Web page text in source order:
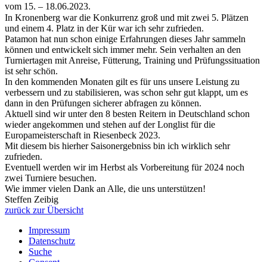
vom 15. – 18.06.2023.
In Kronenberg war die Konkurrenz groß und mit zwei 5. Plätzen
und einem 4. Platz in der Kür war ich sehr zufrieden.
Patamon hat nun schon einige Erfahrungen dieses Jahr sammeln
können und entwickelt sich immer mehr. Sein verhalten an den
Turniertagen mit Anreise, Fütterung, Training und Prüfungssituation
ist sehr schön.
In den kommenden Monaten gilt es für uns unsere Leistung zu
verbessern und zu stabilisieren, was schon sehr gut klappt, um es
dann in den Prüfungen sicherer abfragen zu können.
Aktuell sind wir unter den 8 besten Reitern in Deutschland schon
wieder angekommen und stehen auf der Longlist für die
Europameisterschaft in Riesenbeck 2023.
Mit diesem bis hierher Saisonergebniss bin ich wirklich sehr
zufrieden.
Eventuell werden wir im Herbst als Vorbereitung für 2024 noch
zwei Turniere besuchen.
Wie immer vielen Dank an Alle, die uns unterstützen!
Steffen Zeibig
zurück zur Übersicht
Impressum
Datenschutz
Suche